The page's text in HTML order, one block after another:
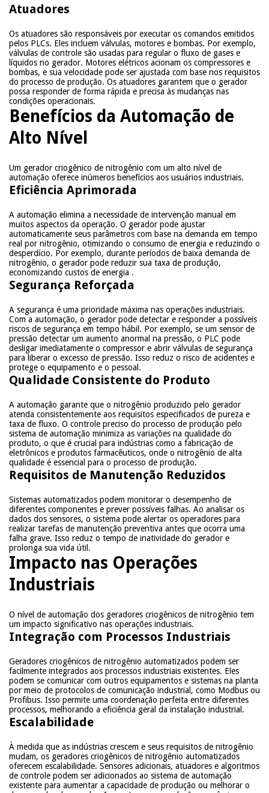
Atuadores
Os atuadores são responsáveis por executar os comandos emitidos
pelos PLCs. Eles incluem válvulas, motores e bombas. Por exemplo,
válvulas de controle são usadas para regular o fluxo de gases e
líquidos no gerador. Motores elétricos acionam os compressores e
bombas, e sua velocidade pode ser ajustada com base nos requisitos
do processo de produção. Os atuadores garantem que o gerador
possa responder de forma rápida e precisa às mudanças nas
condições operacionais.
Benefícios da Automação de
Alto Nível
Um gerador criogênico de nitrogênio com um alto nível de
automação oferece inúmeros benefícios aos usuários industriais.
Eficiência Aprimorada
A automação elimina a necessidade de intervenção manual em
muitos aspectos da operação. O gerador pode ajustar
automaticamente seus parâmetros com base na demanda em tempo
real por nitrogênio, otimizando o consumo de energia e reduzindo o
desperdício. Por exemplo, durante períodos de baixa demanda de
nitrogênio, o gerador pode reduzir sua taxa de produção,
economizando custos de energia .
Segurança Reforçada
A segurança é uma prioridade máxima nas operações industriais.
Com a automação, o gerador pode detectar e responder a possíveis
riscos de segurança em tempo hábil. Por exemplo, se um sensor de
pressão detectar um aumento anormal na pressão, o PLC pode
desligar imediatamente o compressor e abrir válvulas de segurança
para liberar o excesso de pressão. Isso reduz o risco de acidentes e
protege o equipamento e o pessoal.
Qualidade Consistente do Produto
A automação garante que o nitrogênio produzido pelo gerador
atenda consistentemente aos requisitos especificados de pureza e
taxa de fluxo. O controle preciso do processo de produção pelo
sistema de automação minimiza as variações na qualidade do
produto, o que é crucial para indústrias como a fabricação de
eletrônicos e produtos farmacêuticos, onde o nitrogênio de alta
qualidade é essencial para o processo de produção.
Requisitos de Manutenção Reduzidos
Sistemas automatizados podem monitorar o desempenho de
diferentes componentes e prever possíveis falhas. Ao analisar os
dados dos sensores, o sistema pode alertar os operadores para
realizar tarefas de manutenção preventiva antes que ocorra uma
falha grave. Isso reduz o tempo de inatividade do gerador e
prolonga sua vida útil.
Impacto nas Operações
Industriais
O nível de automação dos geradores criogênicos de nitrogênio tem
um impacto significativo nas operações industriais.
Integração com Processos Industriais
Geradores criogênicos de nitrogênio automatizados podem ser
facilmente integrados aos processos industriais existentes. Eles
podem se comunicar com outros equipamentos e sistemas na planta
por meio de protocolos de comunicação industrial, como Modbus ou
Profibus. Isso permite uma coordenação perfeita entre diferentes
processos, melhorando a eficiência geral da instalação industrial.
Escalabilidade
À medida que as indústrias crescem e seus requisitos de nitrogênio
mudam, os geradores criogênicos de nitrogênio automatizados
oferecem escalabilidade. Sensores adicionais, atuadores e algoritmos
de controle podem ser adicionados ao sistema de automação
existente para aumentar a capacidade de produção ou melhorar o